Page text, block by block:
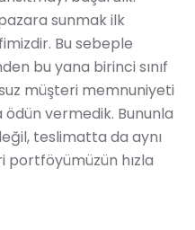
sunmak ilk
Bu sebeple
bu yana birinci sınıf
müşteri memnuniyeti
ödün vermedik. Bununla
teslimatta da aynı
hızla